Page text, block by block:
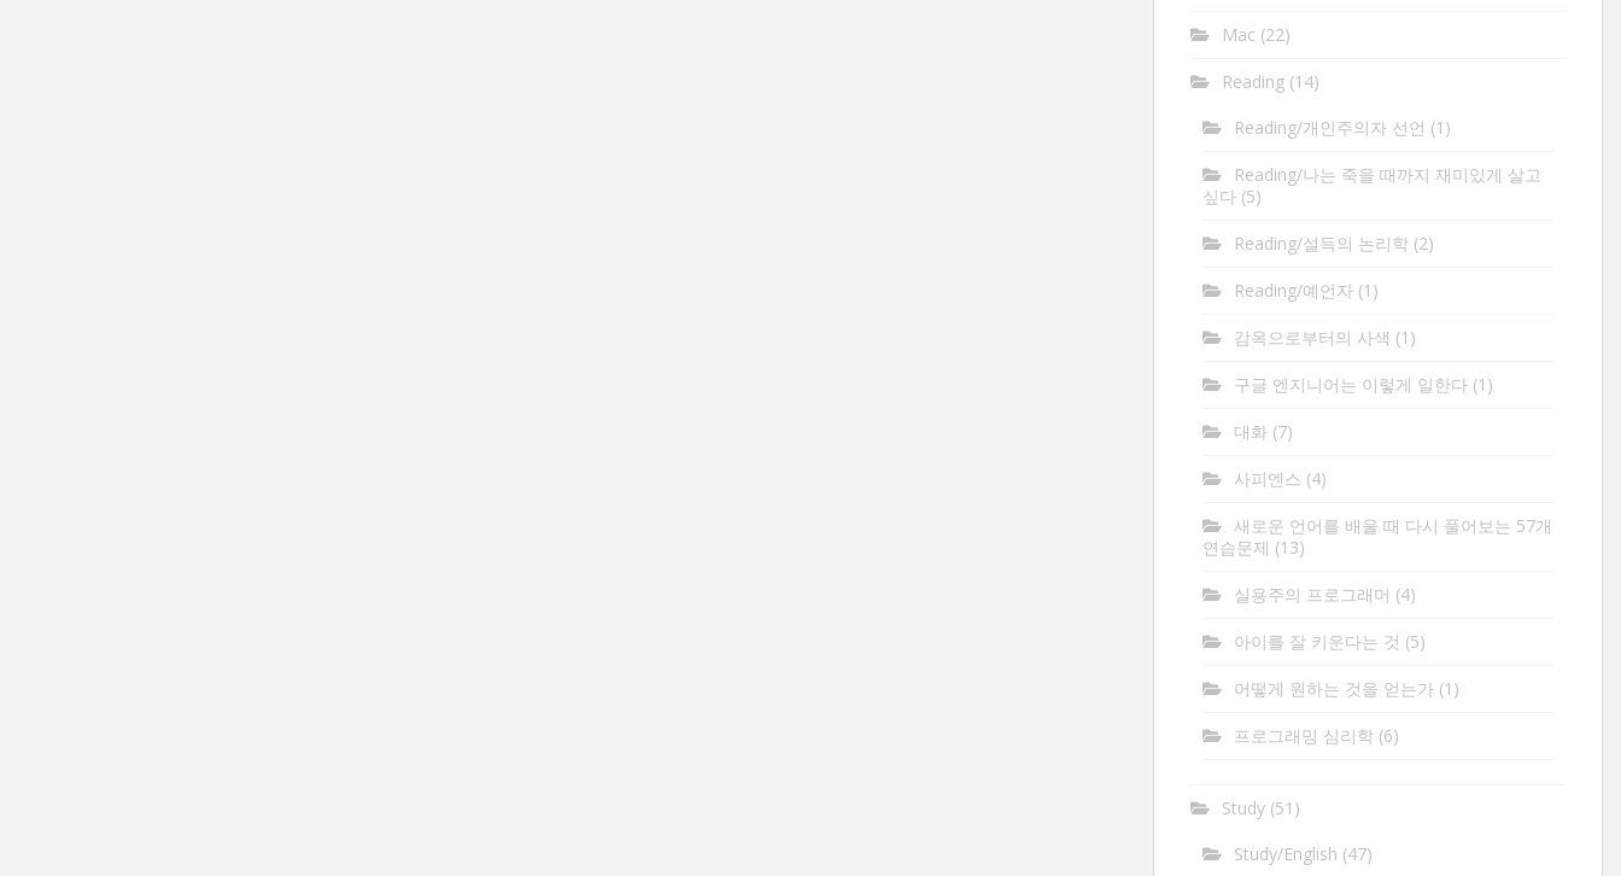
Mac (22)
Reading(14)
Reading/개인주의자 선언 (1)
Reading/나는 죽을 때까지 재미있게 살고
싶다(5)
Reading/설득의 논리학(2)
Reading/예언자(1)
감옥으로부터의 사색 (1)
구글 엔지니어는 이렇게 일한다(1)
대화(7)
사피엔스 (4)
새로운 언어를 배울 때 다시 풀어보는 57개
연습문제 (13)
실용주의 프로그래머 (4)
아이를 잘 키운다는 것 (5)
어떻게 원하는 것을 얻는가(1)
프로그래밍 심리학(6)
Study(51)
Study/English (47)